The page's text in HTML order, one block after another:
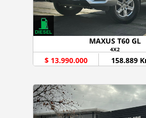
MAXUS T60 GL
4X2
$ 13.990.000 158.889